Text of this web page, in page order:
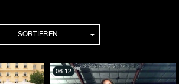
SORTIEREN
06:12